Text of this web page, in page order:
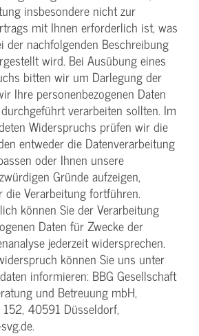
insbesondere nicht zur
mit Ihnen erforderlich ist, was
der nachfolgenden Beschreibung
wird. Bei Ausübung eines
bitten wir um Darlegung der
Ihre personenbezogenen Daten
verarbeiten sollten. Im
Widerspruchs prüfen wir die
entweder die Datenverarbeitung
oder Ihnen unsere
Gründe aufzeigen,
Verarbeitung fortführen.
können Sie der Verarbeitung
Daten für Zwecke der
jederzeit widersprechen.
können Sie uns unter
informieren: BBG Gesellschaft
und Betreuung mbH,
40591 Düsseldorf,